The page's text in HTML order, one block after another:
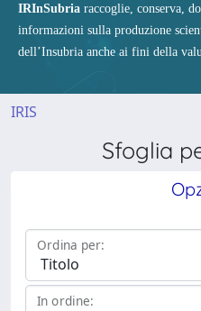
IRInSubria raccoglie, conserva,
informazioni sulla produzione
dell’Insubria anche ai fini della
IRIS
Sfoglia
Ordina per:
In ordine: